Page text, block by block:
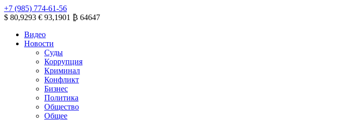
+7 (985) 774-61-56
$ 80,9293 € 93,1901 ₿ 64647
Видео
Новости
Суды
Коррупция
Криминал
Конфликт
Бизнес
Политика
Общество
Общее